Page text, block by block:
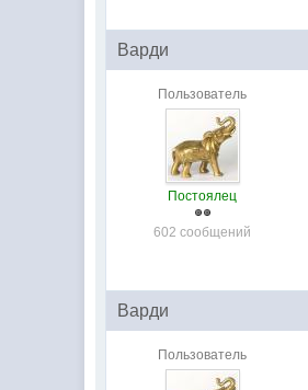
Варди
Пользователь
Постоялец
602 сообщений
Варди
Пользователь